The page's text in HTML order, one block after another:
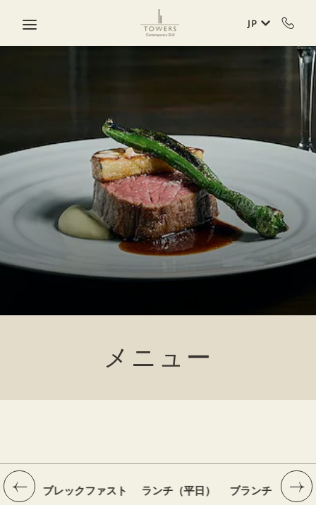
JP
メニュー
ブレックファスト ランチ（平日） ブランチ（土・